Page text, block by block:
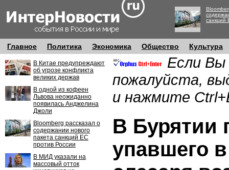
санкций
Главное Политика Экономика Общество Культура
В Китае предупреждают
об угрозе конфликта
великих держав
В одной из кофеен
Львова неожиданно
появилась Анджелина
Джоли
Bloomberg рассказал о
содержании нового
пакета санкций ЕС
против России
В МИД указали на
массовый отток
Если Вы
пожалуйста,
и нажмите
В Бурятии
упавшего